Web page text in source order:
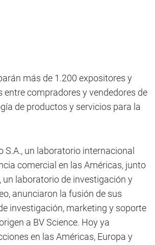
más de 1.200 expositores y
entre compradores y vendedores de
de productos y servicios para la
S.A., un laboratorio internacional
comercial en las Américas, junto
un laboratorio de investigación y
anunciaron la fusión de sus
investigación, marketing y soporte
a BV Science. Hoy ya
en las Américas, Europa y